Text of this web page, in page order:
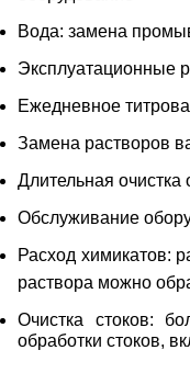
Вода: замена
Эксплуатационные
Ежедневное
Замена растворов
Длительная
Обслуживание
Расход химикатов:
раствора можно
Очистка стоков:
обработки стоков,